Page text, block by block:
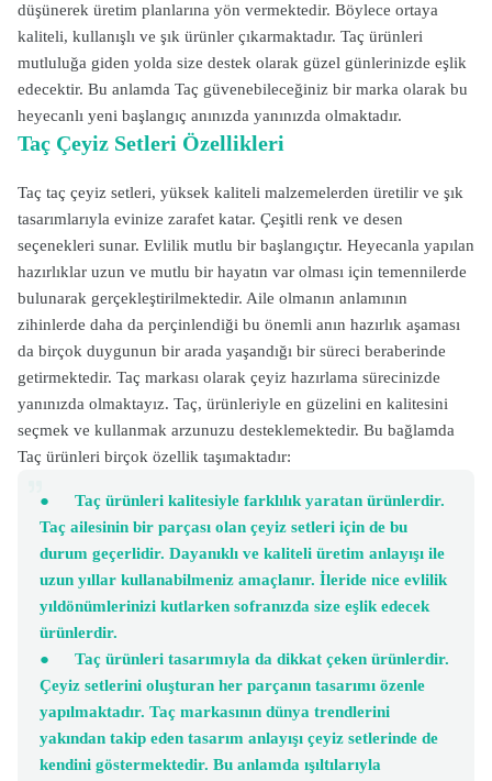
düşünerek üretim planlarına yön vermektedir. Böylece ortaya
kaliteli, kullanışlı ve şık ürünler çıkarmaktadır. Taç ürünleri
mutluluğa giden yolda size destek olarak güzel günlerinizde eşlik
edecektir. Bu anlamda Taç güvenebileceğiniz bir marka olarak bu
heyecanlı yeni başlangıç anınızda yanınızda olmaktadır.
Taç Çeyiz Setleri Özellikleri
Taç taç çeyiz setleri, yüksek kaliteli malzemelerden üretilir ve şık
tasarımlarıyla evinize zarafet katar. Çeşitli renk ve desen
seçenekleri sunar. Evlilik mutlu bir başlangıçtır. Heyecanla yapılan
hazırlıklar uzun ve mutlu bir hayatın var olması için temennilerde
bulunarak gerçekleştirilmektedir. Aile olmanın anlamının
zihinlerde daha da perçinlendiği bu önemli anın hazırlık aşaması
da birçok duygunun bir arada yaşandığı bir süreci beraberinde
getirmektedir. Taç markası olarak çeyiz hazırlama sürecinizde
yanınızda olmaktayız. Taç, ürünleriyle en güzelini en kalitesini
seçmek ve kullanmak arzunuzu desteklemektedir. Bu bağlamda
Taç ürünleri birçok özellik taşımaktadır:
●
Taç ürünleri kalitesiyle farklılık yaratan ürünlerdir.
Taç ailesinin bir parçası olan çeyiz setleri için de bu
durum geçerlidir. Dayanıklı ve kaliteli üretim anlayışı ile
uzun yıllar kullanabilmeniz amaçlanır. İleride nice evlilik
yıldönümlerinizi kutlarken sofranızda size eşlik edecek
ürünlerdir.
●
Taç ürünleri tasarımıyla da dikkat çeken ürünlerdir.
Çeyiz setlerini oluşturan her parçanın tasarımı özenle
yapılmaktadır. Taç markasının dünya trendlerini
yakından takip eden tasarım anlayışı çeyiz setlerinde de
kendini göstermektedir. Bu anlamda ışıltılarıyla